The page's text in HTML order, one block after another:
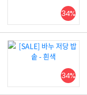
34%
34%